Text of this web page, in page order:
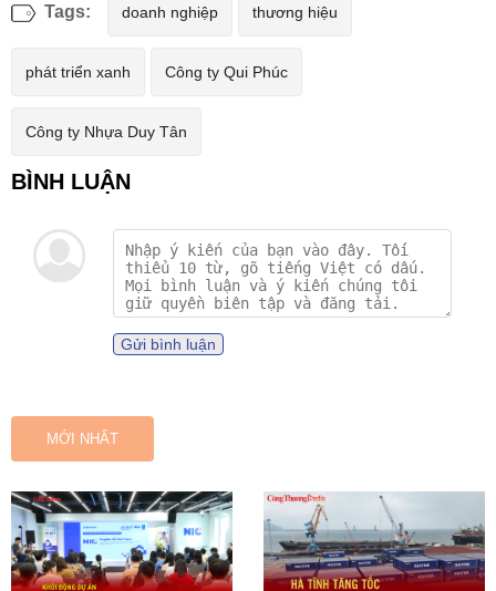
Tags: doanh nghiệp thương hiệu
phát triển xanh Công ty Qui Phúc
Công ty Nhựa Duy Tân
Gửi bình luận
MỚI NHẤT